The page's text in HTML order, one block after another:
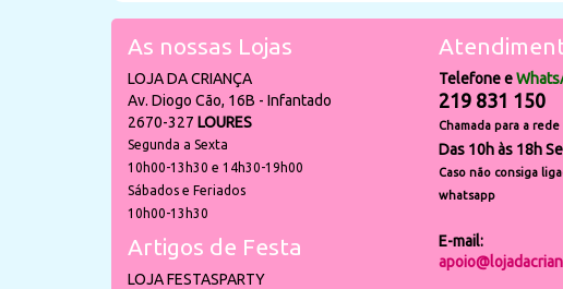
As nossas Lojas
LOJA DA CRIANÇA
Av. Diogo Cão, 16B - Infantado
2670-327 LOURES
Segunda a Sexta
10h00-13h30 e 14h30-19h00
Sábados e Feriados
10h00-13h30
Artigos de Festa
LOJA FESTASPARTY
Telefone e
219 831 150
Chamada para a
Das 10h às 18h
Caso não consiga
whatsapp
E-mail: